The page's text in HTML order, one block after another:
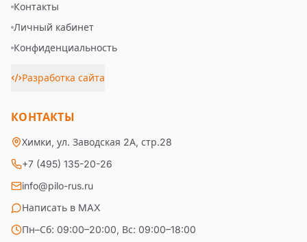
Контакты
Личный кабинет
Конфиденциальность
Разработка сайта
КОНТАКТЫ
Химки, ул. Заводская 2А, стр.28
+7 (495) 135-20-26
info@pilo-rus.ru
Написать в MAX
Пн–Сб: 09:00–20:00, Вс: 09:00–18:00